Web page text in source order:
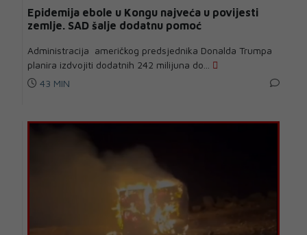
Epidemija ebole u Kongu najveća u povijesti
zemlje. SAD šalje dodatnu pomoć
Administracija američkog predsjednika Donalda Trumpa
planira izdvojiti dodatnih 242 milijuna do...
43 MIN